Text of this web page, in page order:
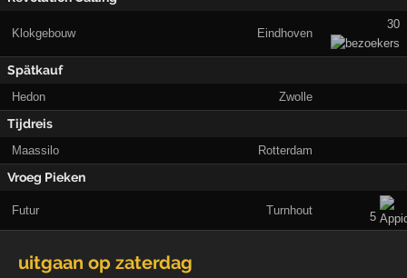
Klokgebouw Eindhoven
30
Spätkauf
Hedon Zwolle
Tijdreis
Maassilo Rotterdam
Vroeg Pieken
Futur Turnhout 5
uitgaan op zaterdag